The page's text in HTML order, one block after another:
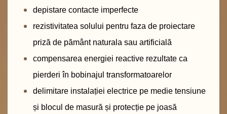
depistare contacte imperfecte
rezistivitatea solului pentru faza de proiectare
priză de pământ naturala sau artificială
compensarea energiei reactive rezultate ca
pierderi în bobinajul transformatoarelor
delimitare instalației electrice pe medie tensiune
și blocul de masură și protecție pe joasă